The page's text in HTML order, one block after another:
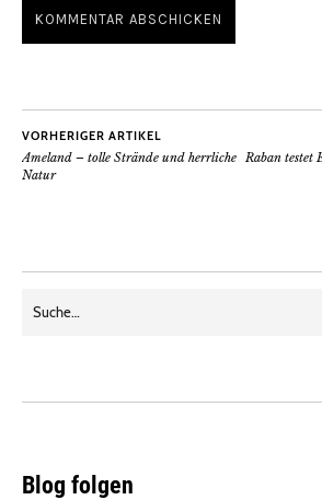
VORHERIGER ARTIKEL
Ameland – tolle Strände und herrliche
Natur
Raban testet
Blog folgen